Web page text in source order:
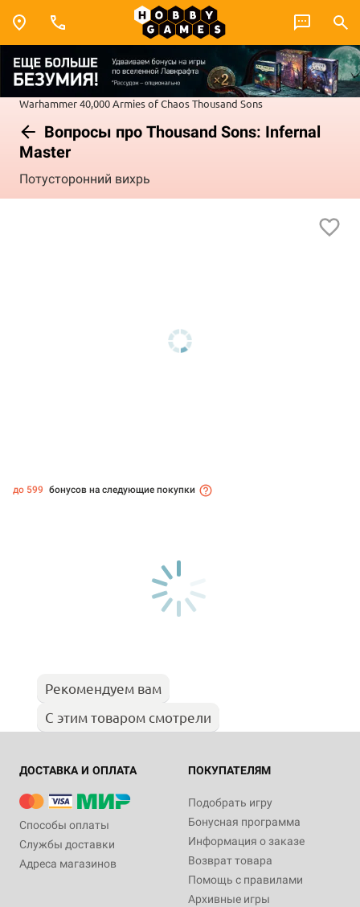
Warhammer 40,000Armies of ChaosThousand Sons
Вопросы про Thousand Sons: Infernal
Master
Потусторонний вихрь
до 599 бонусов на следующие покупки
Рекомендуем вам
С этим товаром смотрели
ДОСТАВКА И ОПЛАТА
Способы оплаты
Службы доставки
Адреса магазинов
ПОКУПАТЕЛЯМ
Подобрать игру
Бонусная программа
Информация о заказе
Возврат товара
Помощь с правилами
Архивные игры